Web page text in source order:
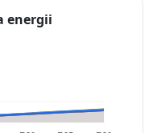
energii